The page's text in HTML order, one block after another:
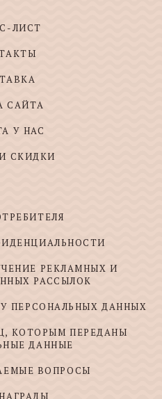
ЛИСТ
САЙТА
У НАС
СКИДКИ
РЕКЛАМНЫХ И
РАССЫЛОК
ПЕРСОНАЛЬНЫХ ДАННЫХ
КОТОРЫМ ПЕРЕДАНЫ
ДАННЫЕ
ВОПРОСЫ